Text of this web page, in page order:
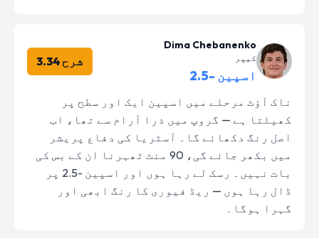
Dima Chebanenko
کیپر
اسپین -2.5
شرح 3.34
ناک آؤٹ مرحلے میں اسپین ایک اور سطح پر
کھیلتا ہے — گروپ میں ذرا آرام سے تھا، اب
اصل رنگ دکھائے گا۔ آسٹریا کی دفاع پریشر
میں بکھر جائے گی، 90 منٹ ٹھہرنا ان کے بس کی
بات نہیں۔ رسک لے رہا ہوں اور اسپین -2.5 پر
ڈال رہا ہوں — ریڈ فیوری کا رنگ ابھی اور
گہرا ہوگا۔